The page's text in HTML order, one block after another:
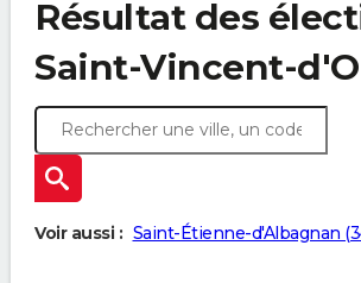
Résultat des
Saint-Vincent-
Voir aussi : Saint-Étienne-d'Albagnan